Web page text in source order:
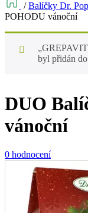
/Balíčky Dr.
POHODU vánoční
byl přidán
DUO
vánoční
0 hodnocení